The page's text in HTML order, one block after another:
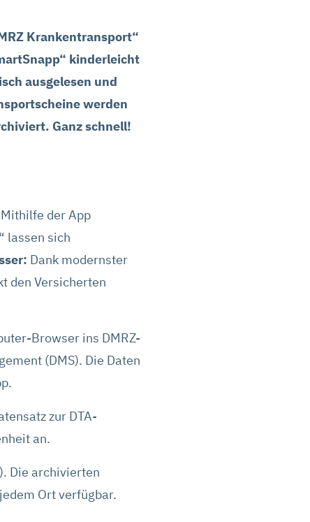
Krankentransport“
kinderleicht
ausgelesen und
werden
Ganz schnell!
der App
lassen sich
Dank modernster
den Versicherten
Browser ins DMRZ-
(DMS). Die Daten
zur DTA-
an.
Die archivierten
Ort verfügbar.